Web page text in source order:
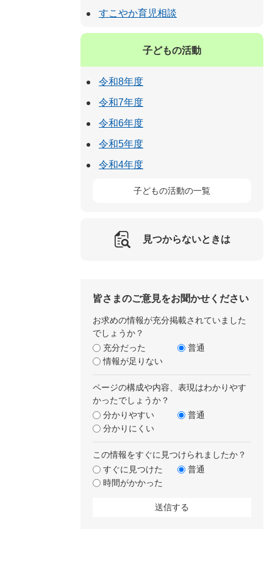
すこやか育児相談
子どもの活動
令和8年度
令和7年度
令和6年度
令和5年度
令和4年度
子どもの活動の一覧
見つからないときは
皆さまのご意見をお聞かせください
お求めの情報が充分掲載されていました
でしょうか？
充分だった
普通
情報が足りない
ページの構成や内容、表現はわかりやす
かったでしょうか？
分かりやすい
普通
分かりにくい
この情報をすぐに見つけられましたか？
すぐに見つけた
普通
時間がかかった